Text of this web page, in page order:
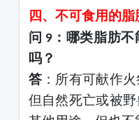
四、不可食用的脂
问 9：哪类脂肪不
吗？
答：所有可献作火
但自然死亡或被